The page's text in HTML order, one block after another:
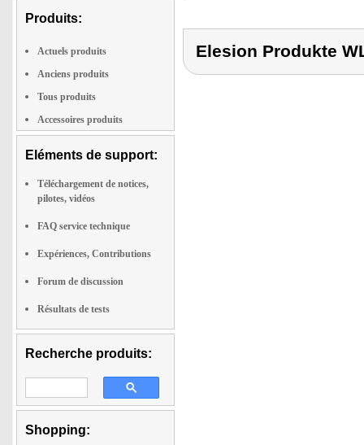
Produits:
Actuels produits
Anciens produits
Tous produits
Accessoires produits
Eléments de support:
Téléchargement de notices,
pilotes, vidéos
FAQ service technique
Expériences, Contributions
Forum de discussion
Résultats de tests
Recherche produits:
Shopping:
Elesion Produkte